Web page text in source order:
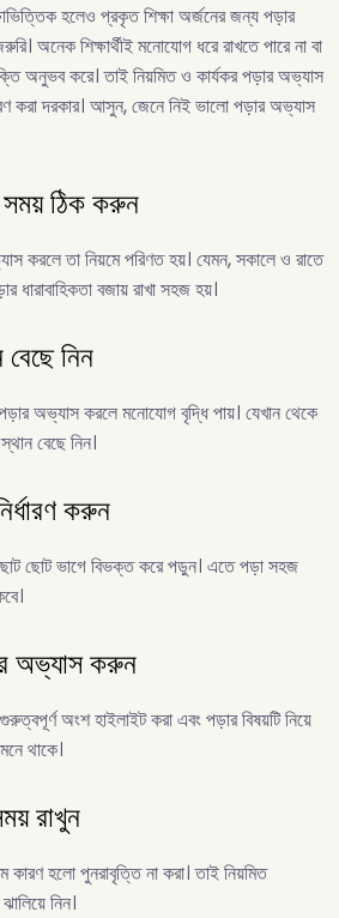
হলেও প্রকৃত শিক্ষা অর্জনের জন্য পড়ার
অনেক শিক্ষার্থীই মনোযোগ ধরে রাখতে পারে না বা
অনুভব করে। তাই নিয়মিত ও কার্যকর পড়ার অভ্যাস
দরকার। আসুন, জেনে নিই ভালো পড়ার অভ্যাস
সময় ঠিক করুন
করলে তা নিয়মে পরিণত হয়। যেমন, সকালে ও রাতে
ধারাবাহিকতা বজায় রাখা সহজ হয়।
বেছে নিন
পড়ার অভ্যাস করলে মনোযোগ বৃদ্ধি পায়। যেখান থেকে
বেছে নিন।
করুন
ছোট ভাগে বিভক্ত করে পড়ুন। এতে পড়া সহজ
অভ্যাস করুন
অংশ হাইলাইট করা এবং পড়ার বিষয়টি নিয়ে
থাকে।
রাখুন
হলো পুনরাবৃত্তি না করা। তাই নিয়মিত
নিন।